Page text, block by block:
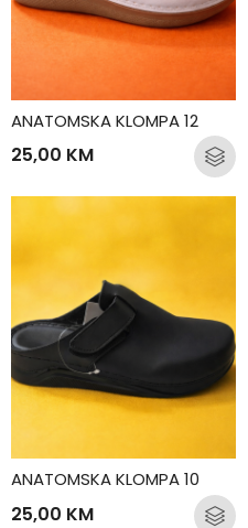
ANATOMSKA KLOMPA 12
25,00 KM
ANATOMSKA KLOMPA 10
25,00 KM